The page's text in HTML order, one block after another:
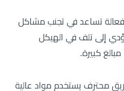
فعالة تساعد في تجنب مشاكل
تؤدي إلى تلف في الهيكل
كبيرة.
محترف يستخدم مواد عالية